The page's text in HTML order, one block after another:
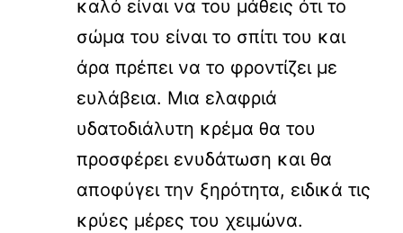
καλό είναι να του μάθεις ότι το
σώμα του είναι το σπίτι του και
άρα πρέπει να το φροντίζει με
ευλάβεια. Μια ελαφριά
υδατοδιάλυτη κρέμα θα του
προσφέρει ενυδάτωση και θα
αποφύγει την ξηρότητα, ειδικά τις
κρύες μέρες του χειμώνα.